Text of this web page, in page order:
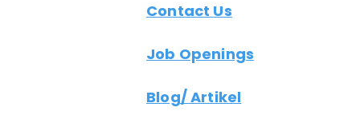
Contact Us
Job Openings
Blog/ Artikel